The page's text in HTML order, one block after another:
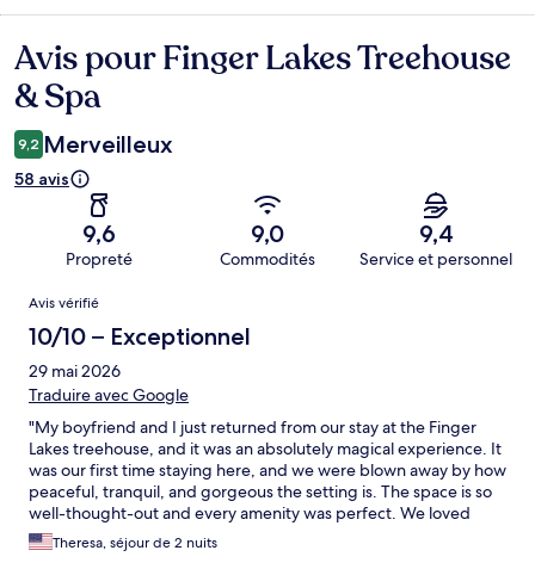
Avis
Avis pour Finger Lakes Treehouse
& Spa
9,2 Merveilleux
58 avis
9,6
Propreté
9,0
Commodités
9,4
Service et personnel
Avis
Avis vérifié
10/10 – Exceptionnel
29 mai 2026
Traduire avec Google
​"My boyfriend and I just returned from our stay at the Finger
Lakes treehouse, and it was an absolutely magical experience. It
was our first time staying here, and we were blown away by how
peaceful, tranquil, and gorgeous the setting is. The space is so
well-thought-out and every amenity was perfect. We loved
having the pond and the pigs nearby—it added such a
charming, relaxing touch to our getaway. Plus, the location is
Theresa, séjour de 2 nuits